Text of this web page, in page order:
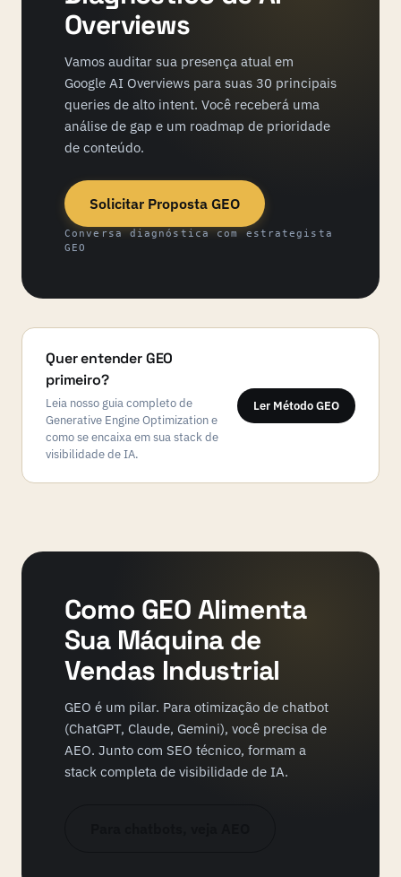
Overviews
Vamos auditar sua presença atual em
Google AI Overviews para suas 30 principais
queries de alto intent. Você receberá uma
análise de gap e um roadmap de prioridade
de conteúdo.
Solicitar Proposta GEO
Conversa diagnóstica com estrategista
GEO
Quer entender GEO
primeiro?
Leia nosso guia completo de
Generative Engine Optimization e
como se encaixa em sua stack de
visibilidade de IA.
Ler Método GEO
Como GEO Alimenta
Sua Máquina de
Vendas Industrial
GEO é um pilar. Para otimização de chatbot
(ChatGPT, Claude, Gemini), você precisa de
AEO. Junto com SEO técnico, formam a
stack completa de visibilidade de IA.